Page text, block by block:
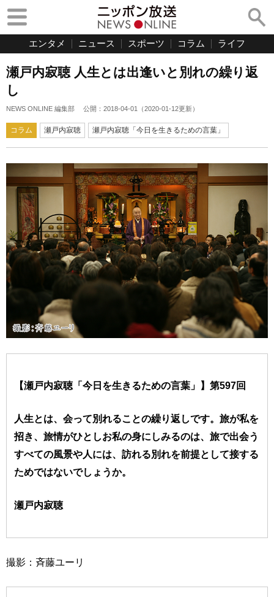
エンタメ ニュース スポーツ コラム ライフ
瀬戸内寂聴 人生とは出逢いと別れの繰り返
し
NEWS ONLINE 編集部 公開： 2018-04-01 （2020-01-12更新）
コラム 瀬戸内寂聴 瀬戸内寂聴「今日を生きるための言葉」
【瀬戸内寂聴「今日を生きるための言葉」】第597回
人生とは、会って別れることの繰り返しです。旅が私を
招き、旅情がひとしお私の身にしみるのは、旅で出会う
すべての風景や人には、訪れる別れを前提として接する
ためではないでしょうか。
瀬戸内寂聴
撮影：斉藤ユーリ